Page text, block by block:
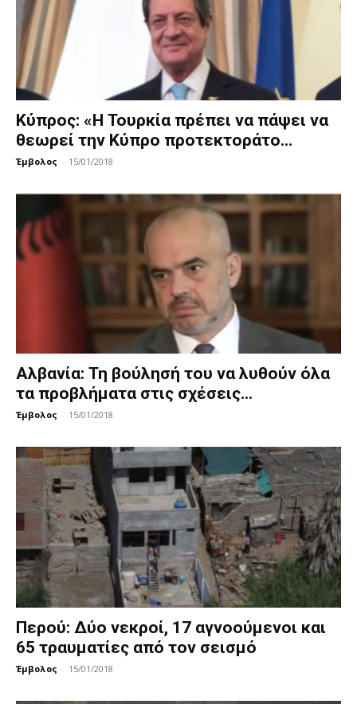
Κύπρος: «Η Τουρκία πρέπει να πάψει να
θεωρεί την Κύπρο προτεκτοράτο...
Έμβολος - 15/01/2018
Αλβανία: Τη βούλησή του να λυθούν όλα
τα προβλήματα στις σχέσεις...
Έμβολος - 15/01/2018
Περού: Δύο νεκροί, 17 αγνοούμενοι και
65 τραυματίες από τον σεισμό
Έμβολος - 15/01/2018